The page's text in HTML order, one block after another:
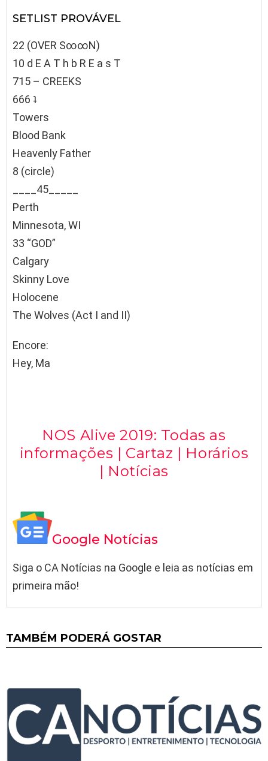
SETLIST PROVÁVEL
22 (OVER S∞∞N)
10 d E A T h b R E a s T
715 – CREEKS
666 ʇ
Towers
Blood Bank
Heavenly Father
8 (circle)
____45_____
Perth
Minnesota, WI
33 “GOD”
Calgary
Skinny Love
Holocene
The Wolves (Act I and II)
Encore:
Hey, Ma
NOS Alive 2019: Todas as
informações | Cartaz | Horários
| Notícias
Google Notícias
Siga o CA Notícias na Google e leia as notícias em
primeira mão!
TAMBÉM PODERÁ GOSTAR